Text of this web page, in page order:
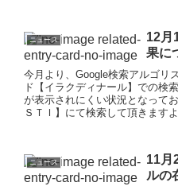
ニュース
12月
果に
今月より、Google検索アルゴリ
ド【イラクディナール】での検
が表示されにくい状況となって
ＳＴＩ】にて検索して頂きます
ニュース
11月
ルの